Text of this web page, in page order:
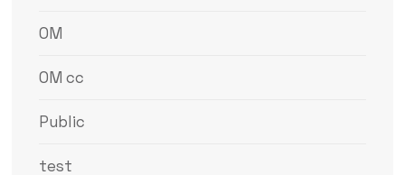
OM
OM cc
Public
test